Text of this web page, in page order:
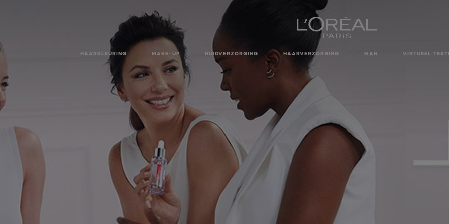
HAARKLEURING MAKE-UP HUIDVERZORGING HAARVERZORGING MAN VIRTUEEL